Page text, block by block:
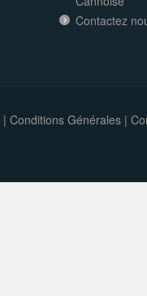
Contactez
| Conditions Générales|